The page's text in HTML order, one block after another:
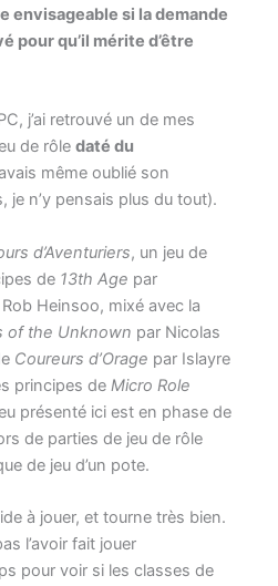
envisageable si la demande
pour qu’il mérite d’être
j’ai retrouvé un de mes
de rôle daté du
même oublié son
je n’y pensais plus du tout).
d’Aventuriers, un jeu de
de 13th Age par
Heinsoo, mixé avec la
of the Unknown par Nicolas
Coureurs d’Orage par Islayre
principes de Micro Role
présenté ici est en phase de
de parties de jeu de rôle
de jeu d’un pote.
à jouer, et tourne très bien.
l’avoir fait jouer
pour voir si les classes de